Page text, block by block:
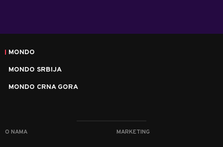
MONDO
MONDO SRBIJA
MONDO CRNA GORA
O NAMA MARKETING